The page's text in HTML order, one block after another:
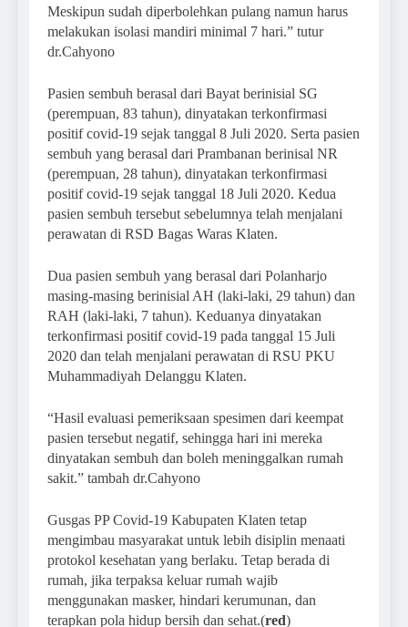
Meskipun sudah diperbolehkan pulang namun harus
melakukan isolasi mandiri minimal 7 hari.” tutur
dr.Cahyono
Pasien sembuh berasal dari Bayat berinisial SG
(perempuan, 83 tahun), dinyatakan terkonfirmasi
positif covid-19 sejak tanggal 8 Juli 2020. Serta pasien
sembuh yang berasal dari Prambanan berinisal NR
(perempuan, 28 tahun), dinyatakan terkonfirmasi
positif covid-19 sejak tanggal 18 Juli 2020. Kedua
pasien sembuh tersebut sebelumnya telah menjalani
perawatan di RSD Bagas Waras Klaten.
Dua pasien sembuh yang berasal dari Polanharjo
masing-masing berinisial AH (laki-laki, 29 tahun) dan
RAH (laki-laki, 7 tahun). Keduanya dinyatakan
terkonfirmasi positif covid-19 pada tanggal 15 Juli
2020 dan telah menjalani perawatan di RSU PKU
Muhammadiyah Delanggu Klaten.
“Hasil evaluasi pemeriksaan spesimen dari keempat
pasien tersebut negatif, sehingga hari ini mereka
dinyatakan sembuh dan boleh meninggalkan rumah
sakit.” tambah dr.Cahyono
Gusgas PP Covid-19 Kabupaten Klaten tetap
mengimbau masyarakat untuk lebih disiplin menaati
protokol kesehatan yang berlaku. Tetap berada di
rumah, jika terpaksa keluar rumah wajib
menggunakan masker, hindari kerumunan, dan
terapkan pola hidup bersih dan sehat.(red)